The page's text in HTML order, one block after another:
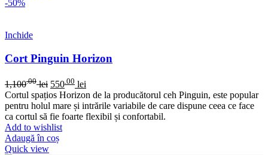
-50%
Inchide
Cort Pinguin Horizon
1,100.00 lei 550 .00 lei
Cortul spațios Horizon de la producătorul ceh Pinguin, este popular
pentru holul mare și intrările variabile de care dispune ceea ce face
ca cortul să fie foarte flexibil și confortabil.
Add to wishlist
Adaugă în coș
Quick view